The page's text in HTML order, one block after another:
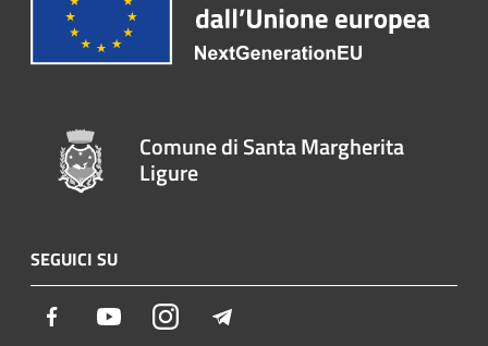
Comune di Santa Margherita
Ligure
SEGUICI SU
Facebook YoutubeInstagram